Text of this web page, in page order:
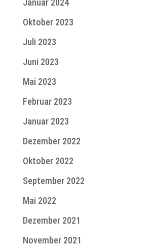
Oktober 2023
Juli 2023
Juni 2023
Mai 2023
Februar 2023
Januar 2023
Dezember 2022
Oktober 2022
September 2022
Mai 2022
Dezember 2021
November 2021